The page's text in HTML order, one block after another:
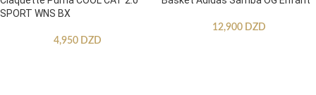
SPORT WNS BX
4,950 DZD
12,900 DZD